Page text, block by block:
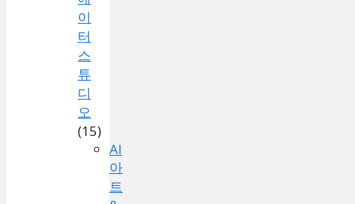
이
터
스
튜
디
오
(15)
AI
아
트